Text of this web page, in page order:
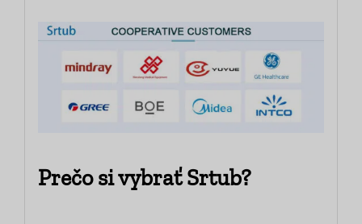
Prečo si vybrať Srtub?